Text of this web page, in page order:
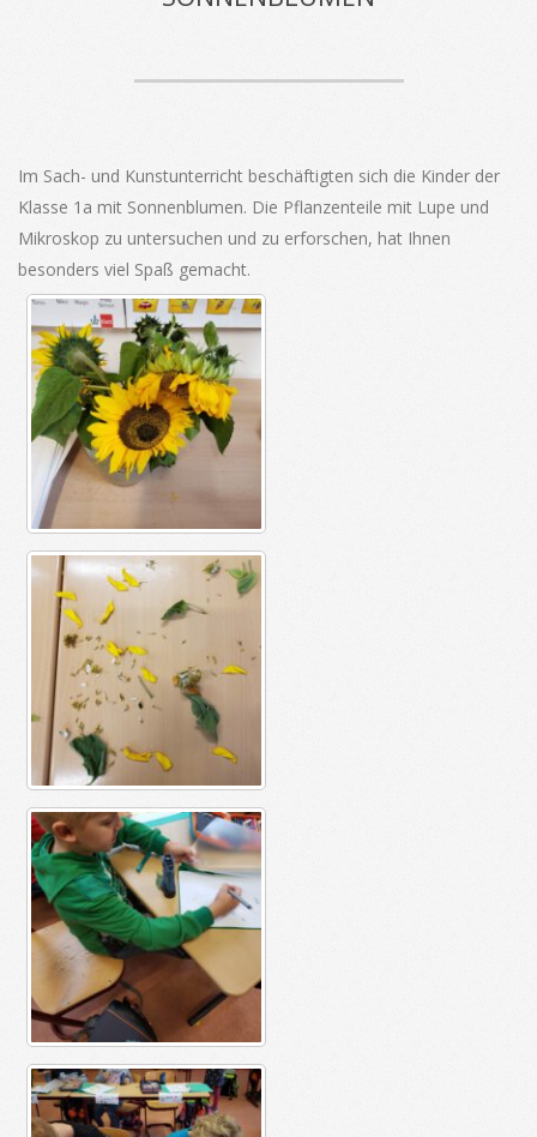
Im Sach- und Kunstunterricht beschäftigten sich die Kinder der
Klasse 1a mit Sonnenblumen. Die Pflanzenteile mit Lupe und
Mikroskop zu untersuchen und zu erforschen, hat Ihnen
besonders viel Spaß gemacht.